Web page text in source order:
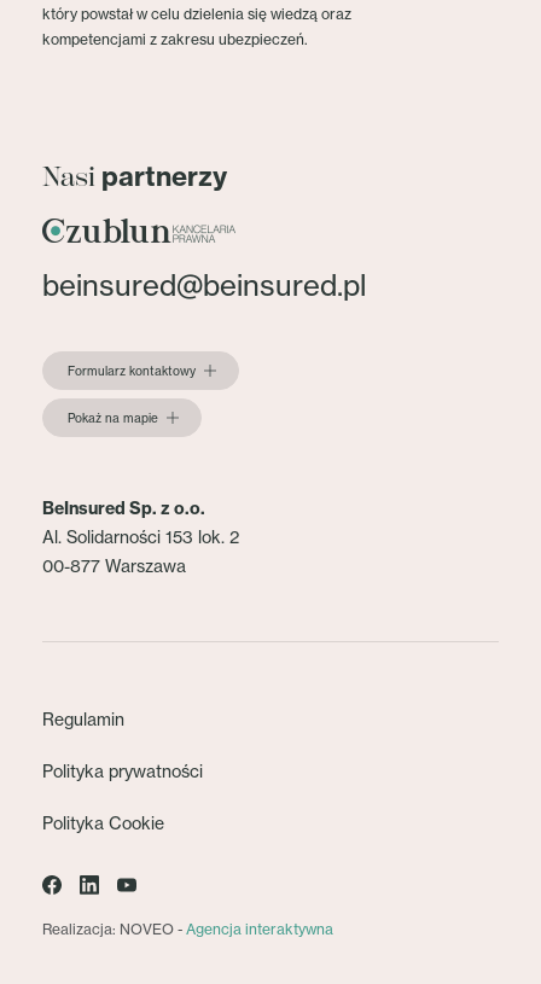
który powstał w celu dzielenia się wiedzą oraz
kompetencjami z zakresu ubezpieczeń.
Nasi partnerzy
beinsured@beinsured.pl
Formularz kontaktowy
Pokaż na mapie
BeInsured Sp. z o.o.
Al. Solidarności 153 lok. 2
00-877 Warszawa
Regulamin
Polityka prywatności
Polityka Cookie
Realizacja: NOVEO - Agencja interaktywna